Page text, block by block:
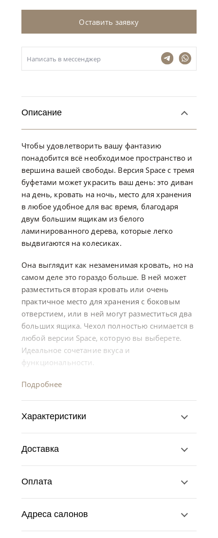
Оставить заявку
Написать в мессенджер
Описание
Чтобы удовлетворить вашу фантазию
понадобится всё необходимое пространство и
вершина вашей свободы. Версия Space с тремя
буфетами может украсить ваш день: это диван
на день, кровать на ночь, место для хранения
в любое удобное для вас время, благодаря
двум большим ящикам из белого
ламинированного дерева, которые легко
выдвигаются на колесиках.
Она выглядит как незаменимая кровать, но на
самом деле это гораздо больше. В ней может
разместиться вторая кровать или очень
практичное место для хранения с боковым
отверстием, или в ней могут разместиться два
больших ящика. Чехол полностью снимается в
любой версии Space, которую вы выберете.
Идеальное сочетание вкуса и
функциональности.
Подробнее
Характеристики
Доставка
Оплата
Адреса салонов